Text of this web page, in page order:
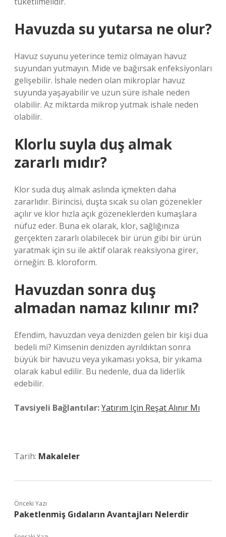
Havuzda su yutarsa ne olur?
Havuz suyunu yeterince temiz olmayan havuz
suyundan yutmayın. Mide ve bağırsak enfeksiyonları
gelişebilir. İshale neden olan mikroplar havuz
suyunda yaşayabilir ve uzun süre ishale neden
olabilir. Az miktarda mikrop yutmak ishale neden
olabilir.
Klorlu suyla duş almak
zararlı mıdır?
Klor suda duş almak aslında içmekten daha
zararlıdır. Birincisi, duşta sıcak su olan gözenekler
açılır ve klor hızla açık gözeneklerden kumaşlara
nüfuz eder. Buna ek olarak, klor, sağlığınıza
gerçekten zararlı olabilecek bir ürün gibi bir ürün
yaratmak için su ile aktif olarak reaksiyona girer,
örneğin: B. kloroform.
Havuzdan sonra duş
almadan namaz kılınır mı?
Efendim, havuzdan veya denizden gelen bir kişi dua
bedeli mi? Kimsenin denizden ayrıldıktan sonra
büyük bir havuzu veya yıkaması yoksa, bir yıkama
olarak kabul edilir. Bu nedenle, dua da liderlik
edebilir.
Tavsiyeli Bağlantılar:Yatırım Için Reşat Alınır Mı
Tarih: Makaleler
Önceki Yazı
Paketlenmiş Gıdaların Avantajları Nelerdir